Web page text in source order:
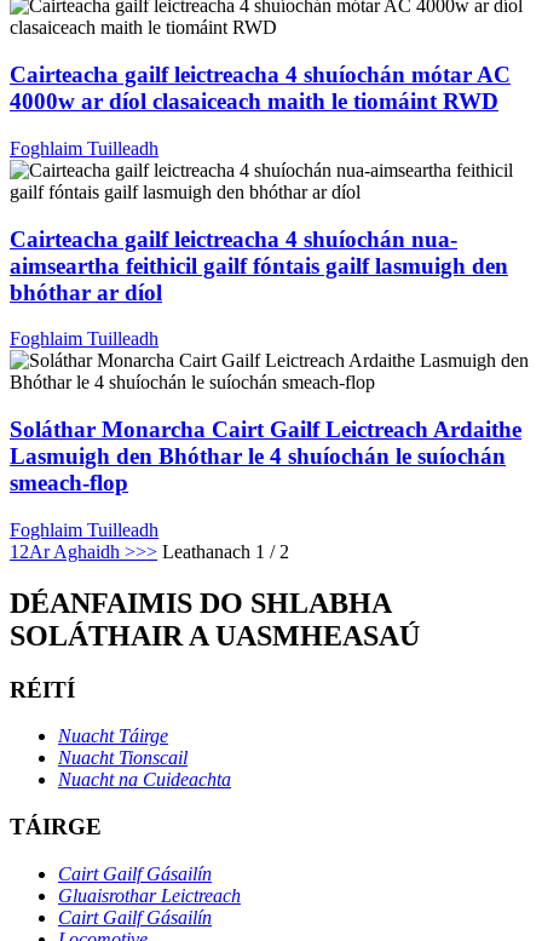
Cairteacha gailf leictreacha 4 shuíochán mótar AC
4000w ar díol clasaiceach maith le tiomáint RWD
Foghlaim Tuilleadh
Cairteacha gailf leictreacha 4 shuíochán nua-
aimseartha feithicil gailf fóntais gailf lasmuigh den
bhóthar ar díol
Foghlaim Tuilleadh
Soláthar Monarcha Cairt Gailf Leictreach Ardaithe
Lasmuigh den Bhóthar le 4 shuíochán le suíochán
smeach-flop
Foghlaim Tuilleadh
1 2Ar Aghaidh >>> Leathanach 1 / 2
DÉANFAIMIS DO SHLABHA
SOLÁTHAIR A UASMHEASAÚ
RÉITÍ
Nuacht Táirge
Nuacht Tionscail
Nuacht na Cuideachta
TÁIRGE
Cairt Gailf Gásailín
Gluaisrothar Leictreach
Cairt Gailf Gásailín